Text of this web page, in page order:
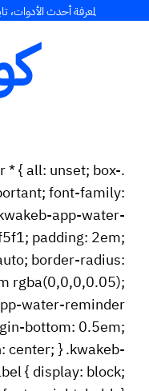
لمعرفة أحدث الأدوات،
* { all: unset; box-
font-family:
app-water-
padding: 2em;
border-radius:
rgba(0,0,0,0.05);
water-reminder
bottom: 0.5em;
} .kwakeb-
{ display: block;